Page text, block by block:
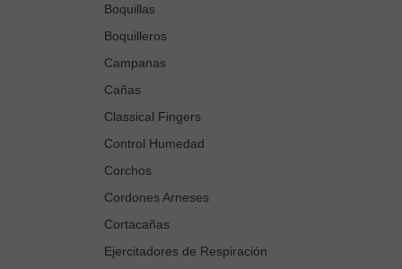
Boquillas
Boquilleros
Campanas
Cañas
Classical Fingers
Control Humedad
Corchos
Cordones Arneses
Cortacañas
Ejercitadores de Respiración